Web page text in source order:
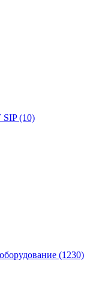
SIP(10)
(1230)